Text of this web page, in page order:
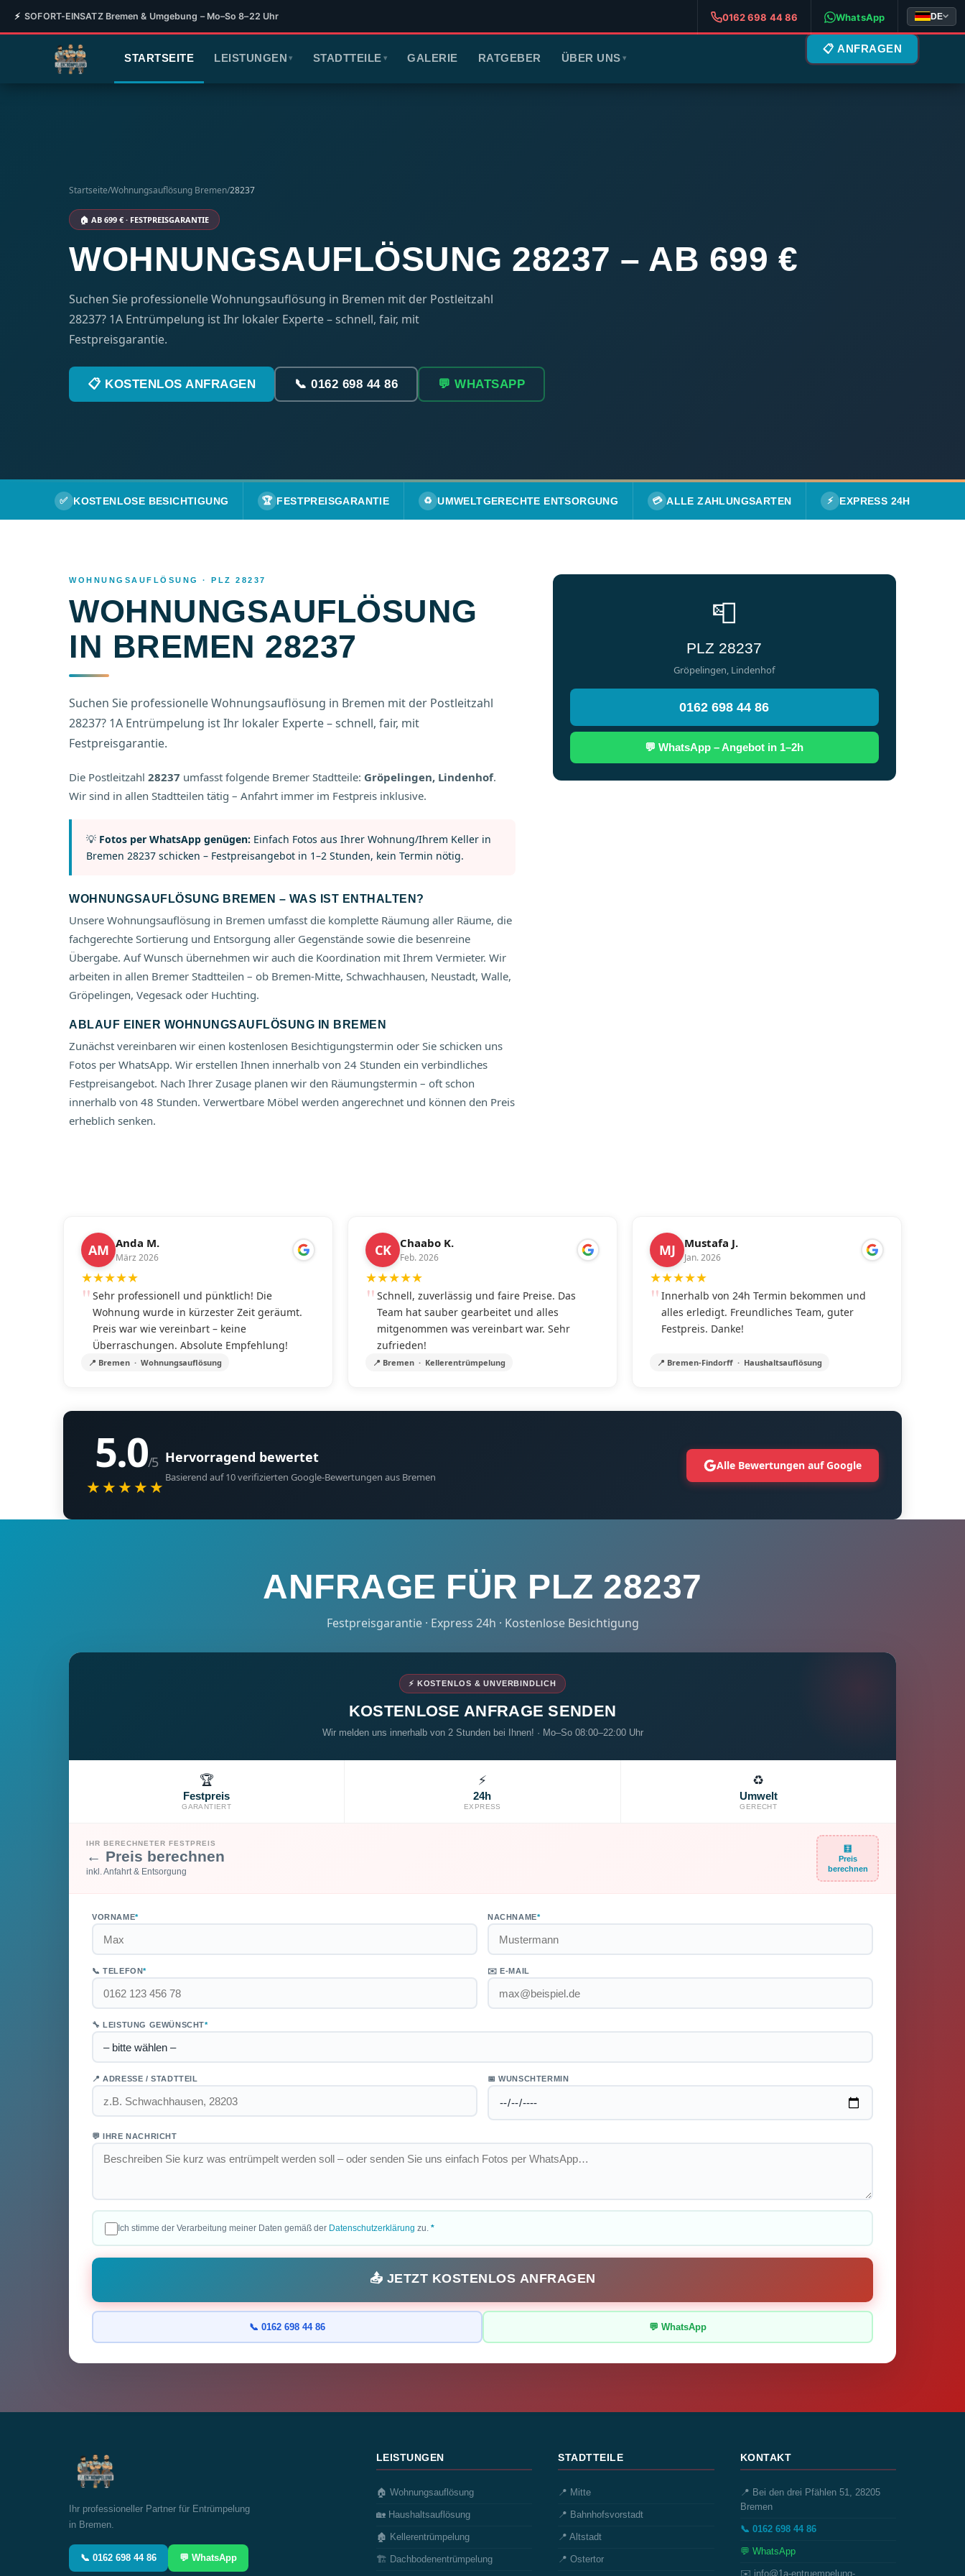
⚡ SOFORT-EINSATZ Bremen & Umgebung – Mo–So 8–22 Uhr 0162 698 44 86 WhatsApp DE
STARTSEITE LEISTUNGEN ▾ STADTTEILE ▾ GALERIE RATGEBER ÜBER UNS ▾
📋 ANFRAGEN
Startseite/Wohnungsauflösung Bremen/28237
🏠 AB 699 € · FESTPREISGARANTIE
WOHNUNGSAUFLÖSUNG 28237 – AB 699 €
Suchen Sie professionelle Wohnungsauflösung in Bremen mit der Postleitzahl
28237? 1A Entrümpelung ist Ihr lokaler Experte – schnell, fair, mit
Festpreisgarantie.
📋 KOSTENLOS ANFRAGEN 📞 0162 698 44 86 💬 WHATSAPP
✅ KOSTENLOSE BESICHTIGUNG 🏆 FESTPREISGARANTIE ♻️ UMWELTGERECHTE ENTSORGUNG 💳 ALLE ZAHLUNGSARTEN ⚡ EXPRESS 24H
WOHNUNGSAUFLÖSUNG · PLZ 28237
WOHNUNGSAUFLÖSUNG
IN BREMEN 28237
Suchen Sie professionelle Wohnungsauflösung in Bremen mit der Postleitzahl
28237? 1A Entrümpelung ist Ihr lokaler Experte – schnell, fair, mit
Festpreisgarantie.
Die Postleitzahl 28237 umfasst folgende Bremer Stadtteile: Gröpelingen, Lindenhof.
Wir sind in allen Stadtteilen tätig – Anfahrt immer im Festpreis inklusive.
💡 Fotos per WhatsApp genügen: Einfach Fotos aus Ihrer Wohnung/Ihrem Keller in
Bremen 28237 schicken – Festpreisangebot in 1–2 Stunden, kein Termin nötig.
WOHNUNGSAUFLÖSUNG BREMEN – WAS IST ENTHALTEN?
Unsere Wohnungsauflösung in Bremen umfasst die komplette Räumung aller Räume, die
fachgerechte Sortierung und Entsorgung aller Gegenstände sowie die besenreine
Übergabe. Auf Wunsch übernehmen wir auch die Koordination mit Ihrem Vermieter. Wir
arbeiten in allen Bremer Stadtteilen – ob Bremen-Mitte, Schwachhausen, Neustadt, Walle,
Gröpelingen, Vegesack oder Huchting.
ABLAUF EINER WOHNUNGSAUFLÖSUNG IN BREMEN
Zunächst vereinbaren wir einen kostenlosen Besichtigungstermin oder Sie schicken uns
Fotos per WhatsApp. Wir erstellen Ihnen innerhalb von 24 Stunden ein verbindliches
Festpreisangebot. Nach Ihrer Zusage planen wir den Räumungstermin – oft schon
innerhalb von 48 Stunden. Verwertbare Möbel werden angerechnet und können den Preis
erheblich senken.
📮
PLZ 28237
Gröpelingen, Lindenhof
0162 698 44 86
💬 WhatsApp – Angebot in 1–2h
AM Anda M.
März 2026
★★★★★
Sehr professionell und pünktlich! Die
Wohnung wurde in kürzester Zeit geräumt.
Preis war wie vereinbart – keine
Überraschungen. Absolute Empfehlung!
📍 Bremen · Wohnungsauflösung
CK Chaabo K.
Feb. 2026
★★★★★
Schnell, zuverlässig und faire Preise. Das
Team hat sauber gearbeitet und alles
mitgenommen was vereinbart war. Sehr
zufrieden!
📍 Bremen · Kellerentrümpelung
MJ Mustafa J.
Jan. 2026
★★★★★
Innerhalb von 24h Termin bekommen und
alles erledigt. Freundliches Team, guter
Festpreis. Danke!
📍 Bremen-Findorff · Haushaltsauflösung
5.0/5
★★★★★
Hervorragend bewertet
Basierend auf 10 verifizierten Google-Bewertungen aus Bremen
Alle Bewertungen auf Google
ANFRAGE FÜR PLZ 28237
Festpreisgarantie · Express 24h · Kostenlose Besichtigung
⚡ KOSTENLOS & UNVERBINDLICH
KOSTENLOSE ANFRAGE SENDEN
Wir melden uns innerhalb von 2 Stunden bei Ihnen! · Mo–So 08:00–22:00 Uhr
🏆
Festpreis
GARANTIERT
⚡
24h
EXPRESS
♻️
Umwelt
GERECHT
IHR BERECHNETER FESTPREIS
← Preis berechnen
inkl. Anfahrt & Entsorgung
🧮
Preis
berechnen
VORNAME* NACHNAME*
📞 TELEFON* ✉️ E-MAIL
🔧 LEISTUNG GEWÜNSCHT*
📍 ADRESSE / STADTTEIL 📅 WUNSCHTERMIN
💬 IHRE NACHRICHT
Ich stimme der Verarbeitung meiner Daten gemäß der Datenschutzerklärung zu. *
📤 JETZT KOSTENLOS ANFRAGEN
📞 0162 698 44 86 💬 WhatsApp
Ihr professioneller Partner für Entrümpelung
in Bremen.
📞 0162 698 44 86 💬 WhatsApp
LEISTUNGEN
🏠 Wohnungsauflösung
🏡 Haushaltsauflösung
🏚️ Kellerentrümpelung
🏗️ Dachbodenentrümpelung
STADTTEILE
📍 Mitte
📍 Bahnhofsvorstadt
📍 Altstadt
📍 Ostertor
KONTAKT
📍 Bei den drei Pfählen 51, 28205
Bremen
📞 0162 698 44 86
💬 WhatsApp
✉️ info@1a-entruempelung-